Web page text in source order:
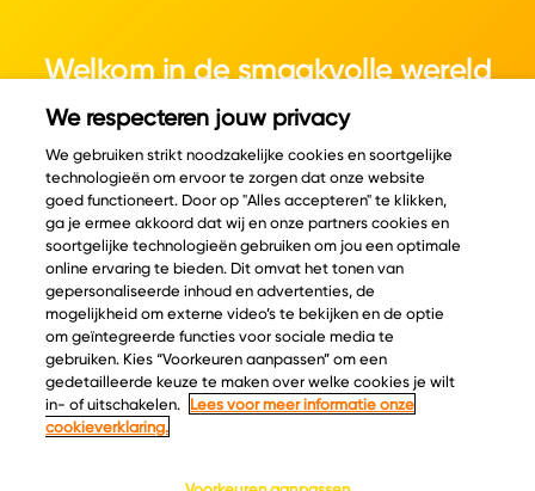
Welkom in de smaakvolle wereld
van kaas.
© Copyright 2026 Velder
Inspiratie
Kaascatalogus
Recepten
Kaasplankjes
Blog
Informatie
Over ons
Ontdek
Keurmerken
We respecteren jouw privacy
We gebruiken strikt noodzakelijke cookies en soortgelijke
technologieën om ervoor te zorgen dat onze website
goed functioneert. Door op "Alles accepteren" te klikken,
ga je ermee akkoord dat wij en onze partners cookies en
soortgelijke technologieën gebruiken om jou een optimale
online ervaring te bieden. Dit omvat het tonen van
gepersonaliseerde inhoud en advertenties, de
mogelijkheid om externe video’s te bekijken en de optie
om geïntegreerde functies voor sociale media te
gebruiken. Kies “Voorkeuren aanpassen” om een
gedetailleerde keuze te maken over welke cookies je wilt
in- of uitschakelen.
Lees voor meer informatie onze
cookieverklaring.